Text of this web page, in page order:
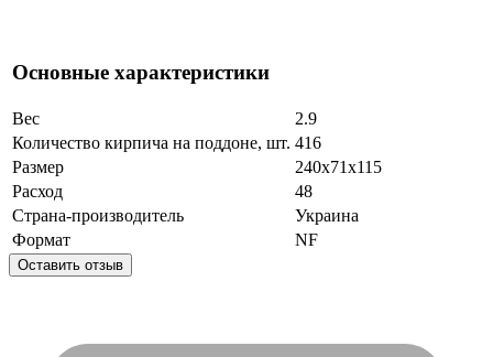
Основные характеристики
Вес
2.9
Количество кирпича на поддоне, шт. 416
Размер
240x71x115
Расход
48
Страна-производитель
Украина
Формат
NF
Оставить отзыв